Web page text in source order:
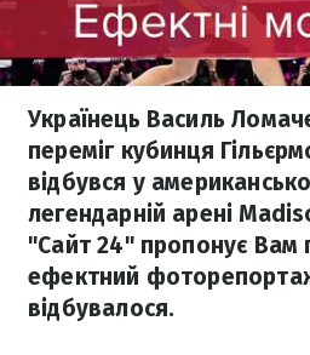
Українець Василь
переміг кубинця
відбувся у
легендарній арені
"Сайт 24" пропонує Вам
ефектний
відбувалося.